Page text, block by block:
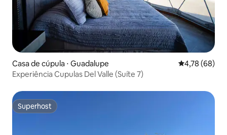
Casa de cúpula ⋅ Guadalupe 4,78 de uma
4,78 (68)
Experiência Cupulas Del Valle (Suíte 7)
Superhost
Superhost